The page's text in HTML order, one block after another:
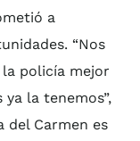
a
“Nos
policía mejor
la tenemos”,
del Carmen es